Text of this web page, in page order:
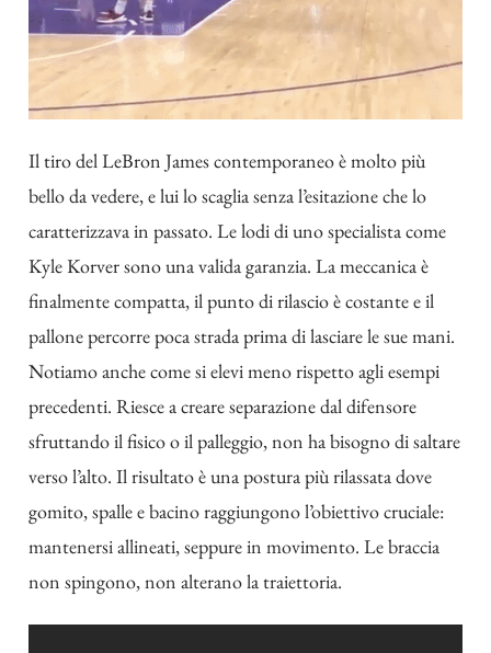
Il tiro del LeBron James contemporaneo è molto più
bello da vedere, e lui lo scaglia senza l’esitazione che lo
caratterizzava in passato. Le lodi di uno specialista come
Kyle Korversono una valida garanzia. La meccanica è
finalmente compatta, il punto di rilascio è costante e il
pallone percorre poca strada prima di lasciare le sue mani.
Notiamo anche come si elevi meno rispetto agli esempi
precedenti. Riesce a creare separazione dal difensore
sfruttando il fisico o il palleggio, non ha bisogno di saltare
verso l’alto. Il risultato è una postura più rilassata dove
gomito, spalle e bacino raggiungono l’obiettivo cruciale:
mantenersi allineati, seppure in movimento. Le braccia
non spingono, non alterano la traiettoria.